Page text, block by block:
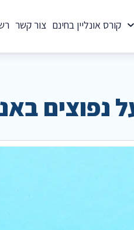
קורס אונליין בחינם צור קשר
נפוצים